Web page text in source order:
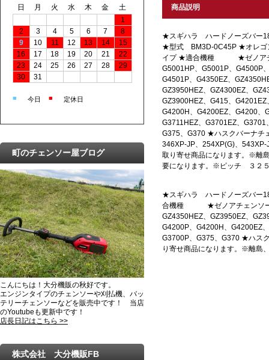
商品説明
★スギハラ ハードノーズバー
★型式 BM3D-0C45P ★オレゴ
イプ ★適合機種 ★ゼノア
G5001HP、G5001P、G4500P
G4501P、G4350EZ、
GZ3950HEZ、GZ4300EZ、
GZ3900HEZ、G415、
G4200H、G4200EZ、G4200、
G3711HEZ、G3701EZ、
G375、G370 ★ハスクバーナ
346XP-JP、254XP(G)、
取り寄せ商品になります。※離
要になります。※ピッチ ３２
★スギハラ ハードノーズバー
合機種 ★ゼノアチェンソー
GZ4350HEZ、GZ3950EZ、
G4200P、G4200H、G4200EZ
G3700P、G375、G370 ★ハス
り寄せ商品になります。※離
日 月 火 水 木 金
土
1
2
3 4 5 6 7
8
9
10 11 12 13 14
15
16
17 18 19 20 21
22
23
24 25 26 27 28
29
30
31
■ 今日 ■ 定休日
町のチェンソー屋ブログ
こんにちは！大分機販の秋好です。
エンジンタイプのチェンソーや刈払機、バッ
テリーチェンソーなどを販売中です！ 当店
のYoutubeも更新中です！
店長日記はこちら >>
株式会社 大分機販FB